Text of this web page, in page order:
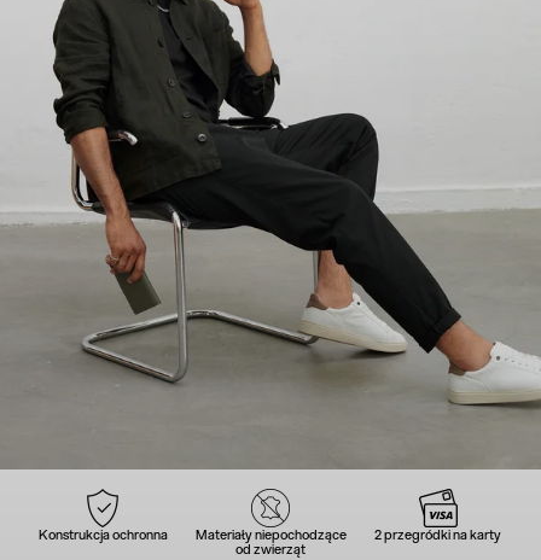
Konstrukcja ochronna Materiały niepochodzące
od zwierząt
2 przegródki na karty